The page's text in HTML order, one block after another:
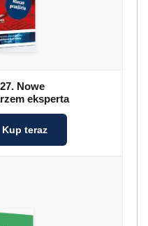
Nowe
eksperta
Kup teraz